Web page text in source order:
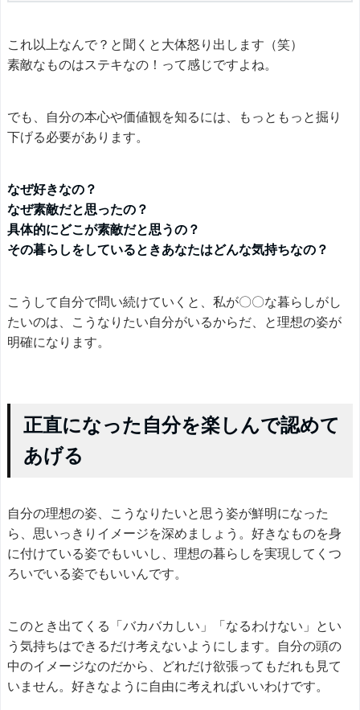
これ以上なんで？と聞くと大体怒り出します（笑）
素敵なものはステキなの！って感じですよね。
でも、自分の本心や価値観を知るには、もっともっと掘り
下げる必要があります。
なぜ好きなの？
なぜ素敵だと思ったの？
具体的にどこが素敵だと思うの？
その暮らしをしているときあなたはどんな気持ちなの？
こうして自分で問い続けていくと、私が〇〇な暮らしがし
たいのは、こうなりたい自分がいるからだ、と理想の姿が
明確になります。
正直になった自分を楽しんで認めて
あげる
自分の理想の姿、こうなりたいと思う姿が鮮明になった
ら、思いっきりイメージを深めましょう。好きなものを身
に付けている姿でもいいし、理想の暮らしを実現してくつ
ろいでいる姿でもいいんです。
このとき出てくる「バカバカしい」「なるわけない」とい
う気持ちはできるだけ考えないようにします。自分の頭の
中のイメージなのだから、どれだけ欲張ってもだれも見て
いません。好きなように自由に考えればいいわけです。